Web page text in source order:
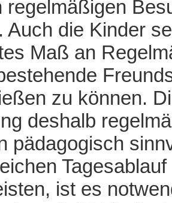
regelmäßigen
Auch die Kinder
Maß an
zu können.
deshalb
pädagogisch
ist es